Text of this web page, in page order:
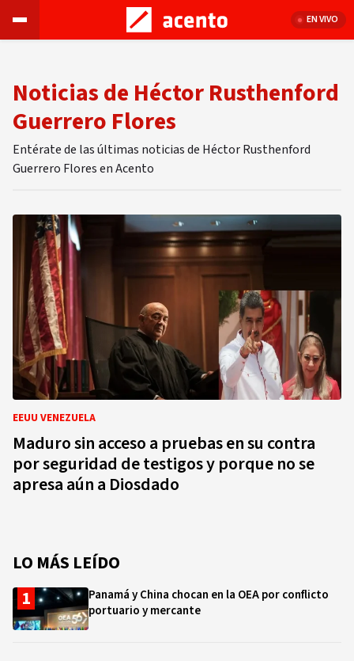
EN VIVO
Noticias de Héctor Rusthenford
Guerrero Flores
Entérate de las últimas noticias de Héctor Rusthenford
Guerrero Flores en Acento
EEUU VENEZUELA
Maduro sin acceso a pruebas en su contra
por seguridad de testigos y porque no se
apresa aún a Diosdado
LO MÁS LEÍDO
Panamá y China chocan en la OEA por conflicto
portuario y mercante